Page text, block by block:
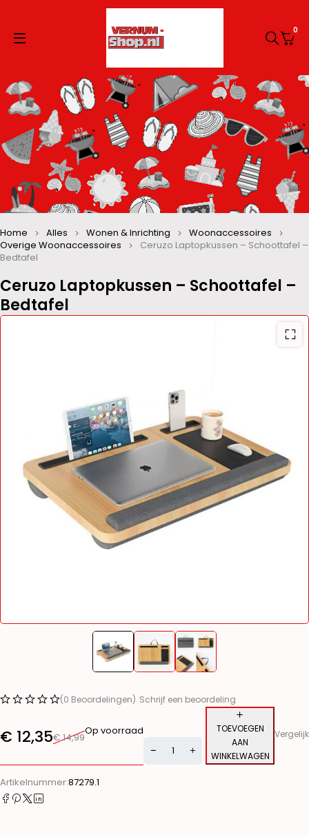
0
Ceruzo Laptopkussen – Schoottafel –
Bedtafel
Home Alles Wonen & Inrichting
Woonaccessoires
Overige Woonaccessoires
Ceruzo Laptopkussen – Schoottafel –
Bedtafel
(0 Beoordelingen) Schrijf een beoordeling
€14,99
€ 12,35 Op voorraad
TOEVOEGEN
AAN
WINKELWAGEN
Vergelijk
Artikelnummer:87279.1